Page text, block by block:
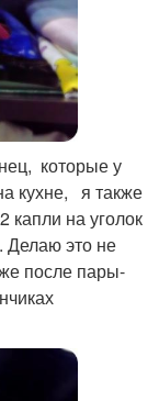
которые у
кухне, я также
капли на уголок
Делаю это не
после пары-